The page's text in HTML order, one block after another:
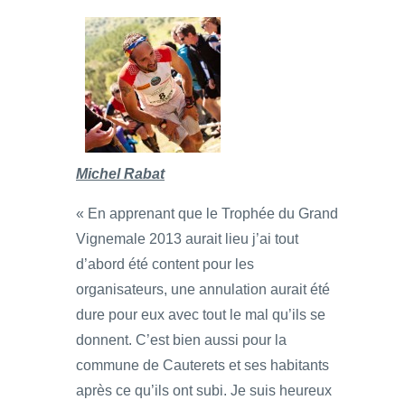
Michel Rabat
« En apprenant que le Trophée du Grand
Vignemale 2013 aurait lieu j’ai tout
d’abord été content pour les
organisateurs, une annulation aurait été
dure pour eux avec tout le mal qu’ils se
donnent. C’est bien aussi pour la
commune de Cauterets et ses habitants
après ce qu’ils ont subi. Je suis heureux